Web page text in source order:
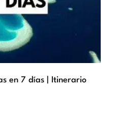
en 7 días | Itinerario